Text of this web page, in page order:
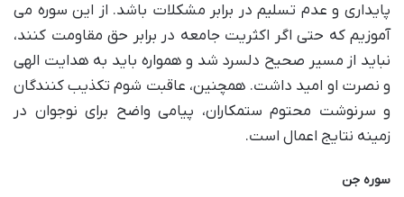
پایداری و عدم تسلیم در برابر مشکلات باشد. از این سوره می
آموزیم که حتی اگر اکثریت جامعه در برابر حق مقاومت کنند،
نباید از مسیر صحیح دلسرد شد و همواره باید به هدایت الهی
و نصرت او امید داشت. همچنین، عاقبت شوم تکذیب کنندگان
و سرنوشت محتوم ستمکاران، پیامی واضح برای نوجوان در
زمینه نتایج اعمال است.
سوره جن